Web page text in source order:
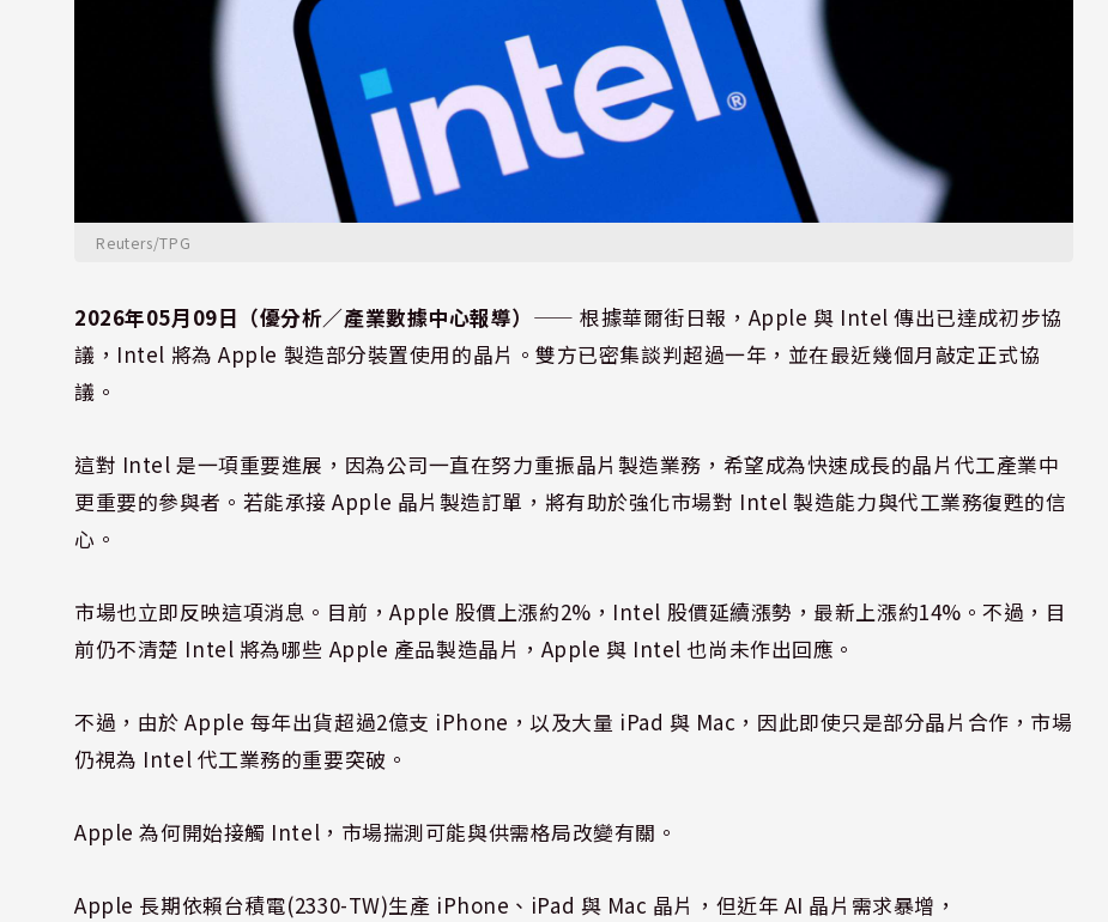
Reuters/TPG
2026年05月09日（優分析／產業數據中心報導） ⸺ 根據華爾街日報，Apple 與 Intel 傳出已達成初步協
議，Intel 將為 Apple 製造部分裝置使用的晶片。雙方已密集談判超過一年，並在最近幾個月敲定正式協
議。
這對 Intel 是一項重要進展，因為公司一直在努力重振晶片製造業務，希望成為快速成長的晶片代工產業中
更重要的參與者。若能承接 Apple 晶片製造訂單，將有助於強化市場對 Intel 製造能力與代工業務復甦的信
心。
市場也立即反映這項消息。目前，Apple 股價上漲約2%，Intel 股價延續漲勢，最新上漲約14%。不過，目
前仍不清楚 Intel 將為哪些 Apple 產品製造晶片，Apple 與 Intel 也尚未作出回應。
不過，由於 Apple 每年出貨超過2億支 iPhone，以及大量 iPad 與 Mac，因此即使只是部分晶片合作，市場
仍視為 Intel 代工業務的重要突破。
Apple 為何開始接觸 Intel，市場揣測可能與供需格局改變有關。
Apple 長期依賴台積電(2330-TW)生產 iPhone、iPad 與 Mac 晶片，但近年 AI 晶片需求暴增，